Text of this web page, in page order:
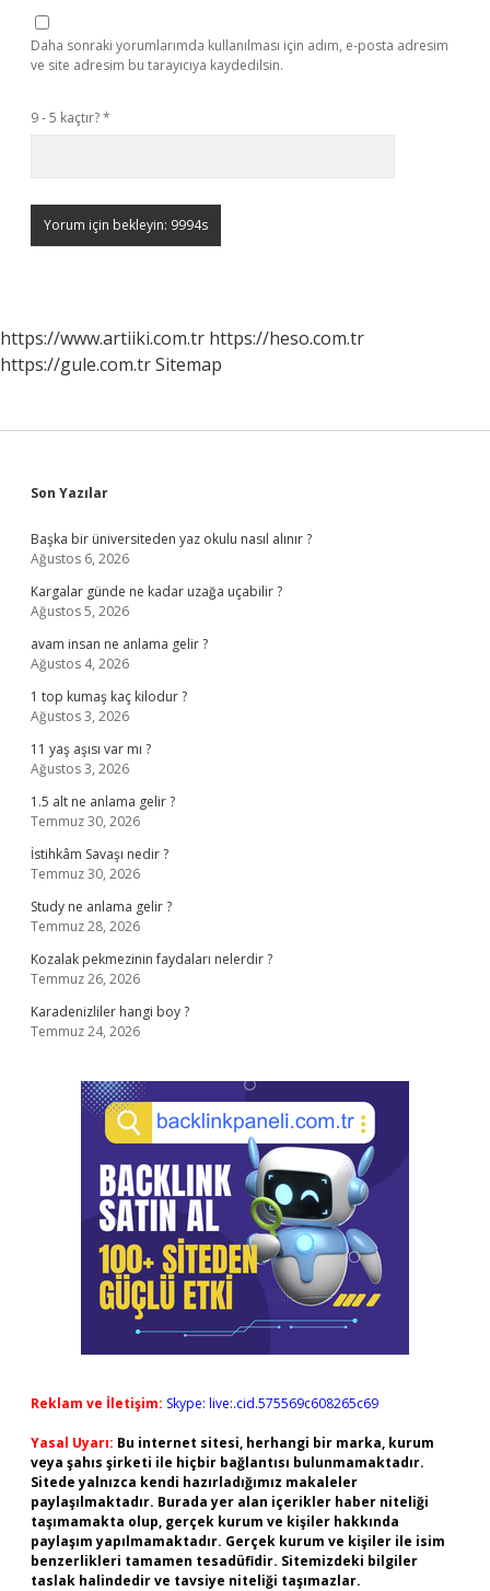
Daha sonraki yorumlarımda kullanılması için adım, e-posta adresim
ve site adresim bu tarayıcıya kaydedilsin.
9 - 5 kaçtır?*
https://www.artiiki.com.tr https://heso.com.tr
https://gule.com.trSitemap
Sidebar
Son Yazılar
Başka bir üniversiteden yaz okulu nasıl alınır ?
Ağustos 6, 2026
Kargalar günde ne kadar uzağa uçabilir ?
Ağustos 5, 2026
avam insan ne anlama gelir ?
Ağustos 4, 2026
1 top kumaş kaç kilodur ?
Ağustos 3, 2026
11 yaş aşısı var mı ?
Ağustos 3, 2026
1.5 alt ne anlama gelir ?
Temmuz 30, 2026
İstihkâm Savaşı nedir ?
Temmuz 30, 2026
Study ne anlama gelir ?
Temmuz 28, 2026
Kozalak pekmezinin faydaları nelerdir ?
Temmuz 26, 2026
Karadenizliler hangi boy ?
Temmuz 24, 2026
Reklam ve İletişim: Skype: live:.cid.575569c608265c69
Yasal Uyarı: Bu internet sitesi, herhangi bir marka, kurum
veya şahıs şirketi ile hiçbir bağlantısı bulunmamaktadır.
Sitede yalnızca kendi hazırladığımız makaleler
paylaşılmaktadır. Burada yer alan içerikler haber niteliği
taşımamakta olup, gerçek kurum ve kişiler hakkında
paylaşım yapılmamaktadır. Gerçek kurum ve kişiler ile isim
benzerlikleri tamamen tesadüfidir. Sitemizdeki bilgiler
taslak halindedir ve tavsiye niteliği taşımazlar.